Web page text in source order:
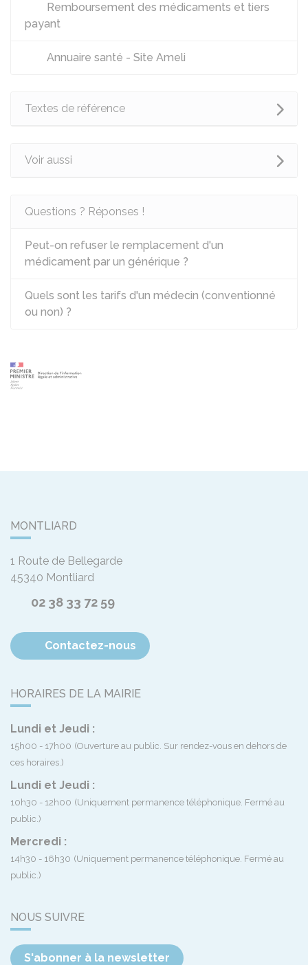
Remboursement des médicaments et tiers
payant
Annuaire santé - Site Ameli
Textes de référence
Voir aussi
Questions ? Réponses !
Peut-on refuser le remplacement d'un
médicament par un générique ?
Quels sont les tarifs d'un médecin (conventionné
ou non) ?
MONTLIARD
1 Route de Bellegarde
45340 Montliard
02 38 33 72 59
Contactez-nous
HORAIRES DE LA MAIRIE
Lundi et Jeudi :
15h00 - 17h00 (Ouverture au public. Sur rendez-vous en dehors de
ces horaires.)
Lundi et Jeudi :
10h30 - 12h00 (Uniquement permanence téléphonique. Fermé au
public.)
Mercredi :
14h30 - 16h30 (Uniquement permanence téléphonique. Fermé au
public.)
NOUS SUIVRE
S'abonner à la newsletter